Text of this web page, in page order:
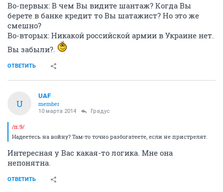
Во-первых: В чем Вы видите шантаж? Когда Вы
берете в банке кредит то Вы шатажист? Но это же
смешно?
Во-вторых: Никакой российской армии в Украине нет.
Вы забыли?.
ОТВЕТИТЬ
U
UAF
member
10 марта 2014 Градус
/п.9/
Надеетесь на войну? Там-то точно разбогатеете, если не пристрелят.
Интересная у Вас какая-то логика. Мне она
непонятна.
ОТВЕТИТЬ